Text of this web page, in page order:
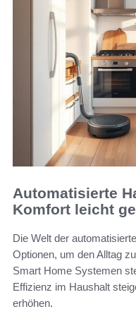
Automatisierte
Komfort leicht
Die Welt der
Optionen, um den Alltag
Smart Home Systemen
Effizienz im Haushalt
erhöhen.